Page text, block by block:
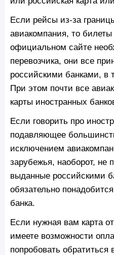
Если рейсы из-за
авиакомпания, то
официальном сайте
перевозчика, они все
российскими банками, в
При этом почти все
карты иностранных
Если говорить про
подавляющее
исключением
зарубежья, наоборот, не
выданные российскими
обязательно
банка.
Если нужная вам карта
имеете возможности
попробовать